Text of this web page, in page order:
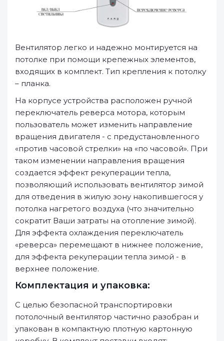
Вентилятор легко и надежно монтируется на
потолке при помощи крепежных элементов,
входящих в комплект. Тип крепления к потолку
– планка.
На корпусе устройства расположен ручной
переключатель реверса мотора, которым
пользователь может изменить направление
вращения двигателя - с предустановленного
«против часовой стрелки» на «по часовой». При
таком изменении направления вращения
создается эффект рекуперации тепла,
позволяющий использовать вентилятор зимой
для отведения в жилую зону накопившегося у
потолка нагретого воздуха (что значительно
сократит Ваши затраты на отопление зимой).
Для эффекта охлаждения переключатель
«реверса» перемещают в нижнее положение,
для эффекта рекуперации тепла зимой - в
верхнее положение.
Комплектация и упаковка:
С целью безопасной транспортировки
потолочный вентилятор частично разобран и
упакован в компактную плотную картонную